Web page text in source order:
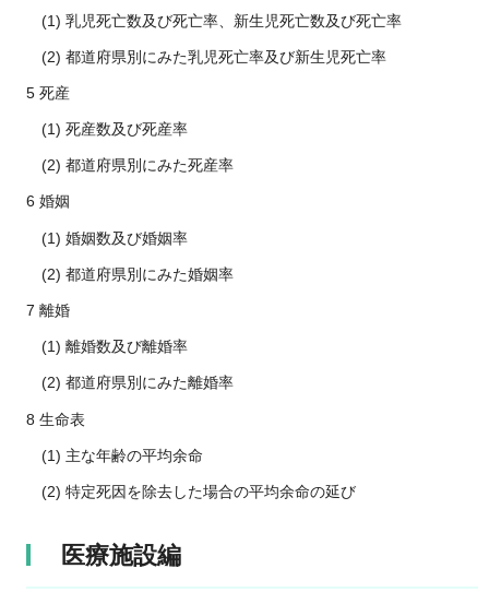
(1) 乳児死亡数及び死亡率、新生児死亡数及び死亡率
(2) 都道府県別にみた乳児死亡率及び新生児死亡率
5 死産
(1) 死産数及び死産率
(2) 都道府県別にみた死産率
6 婚姻
(1) 婚姻数及び婚姻率
(2) 都道府県別にみた婚姻率
7 離婚
(1) 離婚数及び離婚率
(2) 都道府県別にみた離婚率
8 生命表
(1) 主な年齢の平均余命
(2) 特定死因を除去した場合の平均余命の延び
医療施設編